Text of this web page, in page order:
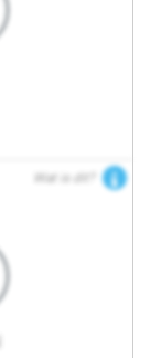
Wat is dit?